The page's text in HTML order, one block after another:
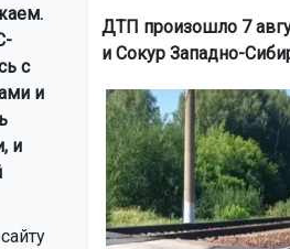
с
и
и
ДТП произошло 7
и Сокур Западно-